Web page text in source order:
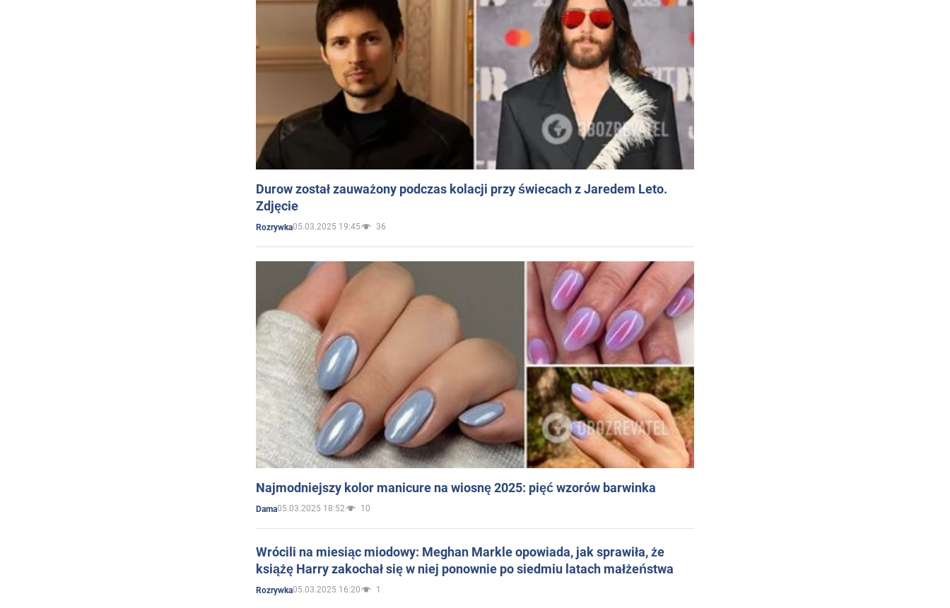
Durow został zauważony podczas kolacji przy świecach z Jaredem Leto.
Zdjęcie
Rozrywka05.03.2025 19:45 36
Najmodniejszy kolor manicure na wiosnę 2025: pięć wzorów barwinka
Dama05.03.2025 18:52 10
Wrócili na miesiąc miodowy: Meghan Markle opowiada, jak sprawiła, że
książę Harry zakochał się w niej ponownie po siedmiu latach małżeństwa
Rozrywka05.03.2025 16:20 1